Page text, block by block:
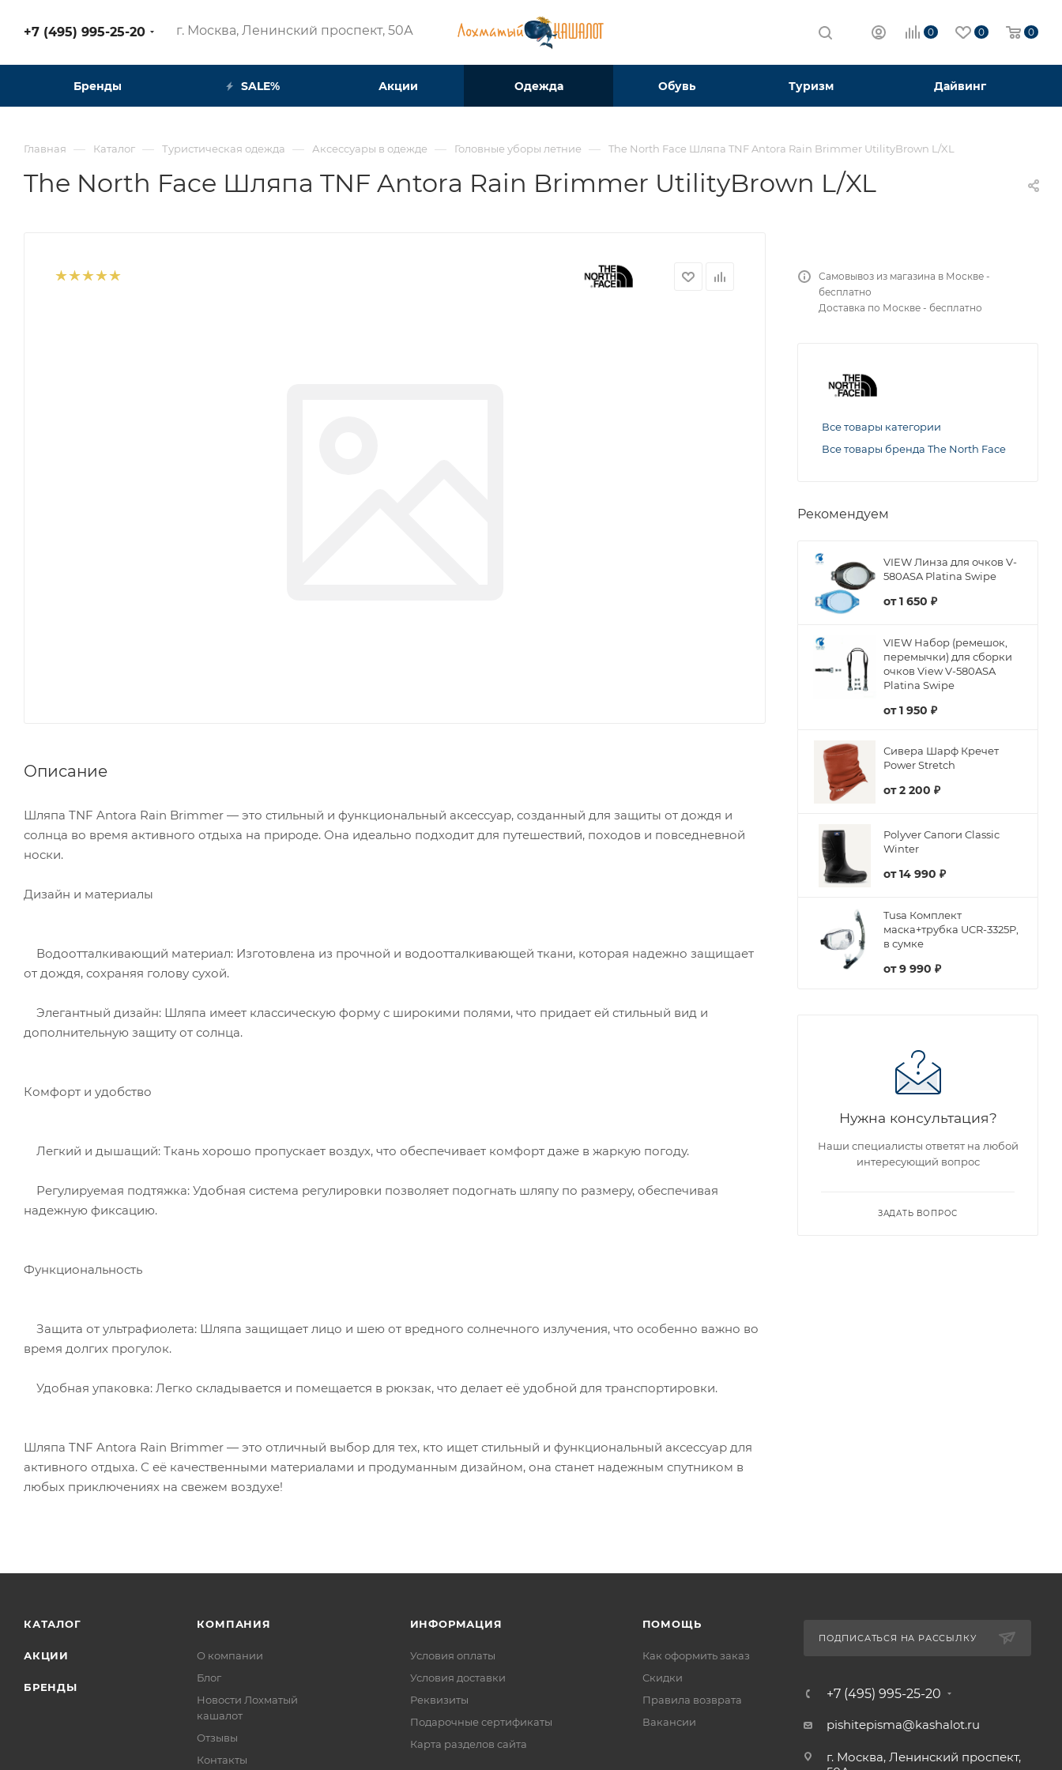
+7 (495) 995-25-20​ г. Москва, Ленинский проспект, 50А​ 0 0 0
Бренды SALE% Акции Одежда Обувь Туризм Дайвинг
Главная — Каталог — Туристическая одежда — Аксессуары в одежде — Головные уборы летние — The North Face Шляпа TNF Antora Rain Brimmer UtilityBrown L/XL
The North Face Шляпа TNF Antora Rain Brimmer UtilityBrown L/XL
Описание
Шляпа TNF Antora Rain Brimmer — это стильный и функциональный аксессуар, созданный для защиты от дождя и
солнца во время активного отдыха на природе. Она идеально подходит для путешествий, походов и повседневной
носки.
Дизайн и материалы
Водоотталкивающий материал: Изготовлена из прочной и водоотталкивающей ткани, которая надежно защищает
от дождя, сохраняя голову сухой.
Элегантный дизайн: Шляпа имеет классическую форму с широкими полями, что придает ей стильный вид и
дополнительную защиту от солнца.
Комфорт и удобство
Легкий и дышащий: Ткань хорошо пропускает воздух, что обеспечивает комфорт даже в жаркую погоду.
Регулируемая подтяжка: Удобная система регулировки позволяет подогнать шляпу по размеру, обеспечивая
надежную фиксацию.
Функциональность
Защита от ультрафиолета: Шляпа защищает лицо и шею от вредного солнечного излучения, что особенно важно во
время долгих прогулок.
Удобная упаковка: Легко складывается и помещается в рюкзак, что делает её удобной для транспортировки.
Шляпа TNF Antora Rain Brimmer — это отличный выбор для тех, кто ищет стильный и функциональный аксессуар для
активного отдыха. С её качественными материалами и продуманным дизайном, она станет надежным спутником в
любых приключениях на свежем воздухе!
Самовывоз из магазина в Москве -
бесплатно
Доставка по Москве - бесплатно
Все товары категории
Все товары бренда The North Face
Рекомендуем
VIEW Линза для очков V-
580ASA Platina Swipe
от1 650 ₽
VIEW Набор (ремешок,
перемычки) для сборки
очков View V-580ASA
Platina Swipe
от1 950 ₽
Сивера Шарф Кречет
Power Stretch
от2 200 ₽
Polyver Сапоги Classic
Winter
от14 990 ₽
Tusa Комплект
маска+трубка UCR-3325P,
в сумке
от9 990 ₽
Нужна консультация?
Наши специалисты ответят на любой
интересующий вопрос
ЗАДАТЬ ВОПРОС
КАТАЛОГ
АКЦИИ
БРЕНДЫ
КОМПАНИЯ
О компании
Блог
Новости Лохматый
кашалот
Отзывы
Контакты
ИНФОРМАЦИЯ
Условия оплаты
Условия доставки
Реквизиты
Подарочные сертификаты
Карта разделов сайта
ПОМОЩЬ
Как оформить заказ
Скидки
Правила возврата
Вакансии
ПОДПИСАТЬСЯ НА РАССЫЛКУ
+7 (495) 995-25-20​
pishitepisma@kashalot.ru
г. Москва, Ленинский проспект,